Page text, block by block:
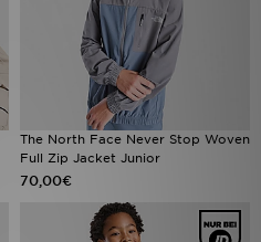
The North Face Never Stop Woven
Full Zip Jacket Junior
70,00€